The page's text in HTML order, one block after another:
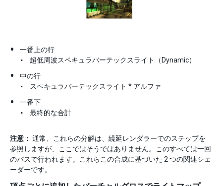
一番上の行
超低周波スペキュラバーテックスライト（Dynamic）
中の行
スペキュラバーテックスライト * アルファ
一番下
最終的な合計
注意： 通常、これらの分解は、繰延レンダラーでのステップを
参照しますが、ここではそうではありません。このすべては一回
のパスで行われます。これらこの合成に基づいた 2 つの関連シェ
ーダーです。